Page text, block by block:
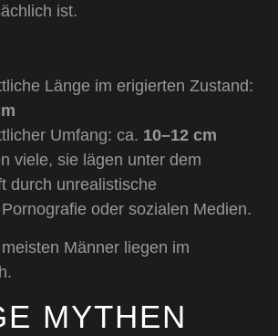
ist.
Länge im erigierten Zustand:
Umfang: ca. 10–12 cm
viele, sie lägen unter dem
durch unrealistische
oder sozialen Medien.
Männer liegen im
MYTHEN